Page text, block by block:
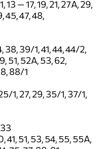
13 — 17, 19, 21, 27А, 29,
45, 47, 48,
39/1, 41, 44, 44/2,
51, 52А, 53, 62,
88/1
1, 27, 29, 35/1, 37/1,
41, 51, 53, 54, 55, 55А,